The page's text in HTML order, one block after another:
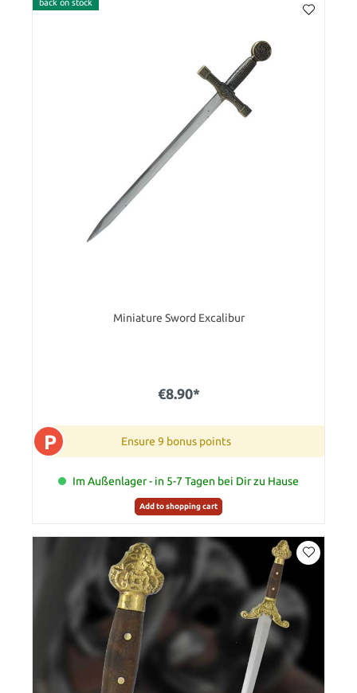
back on stock
Miniature Sword Excalibur
€8.90*
P Ensure 9 bonus points
Im Außenlager - in 5-7 Tagen bei Dir zu Hause
Add to shopping cart